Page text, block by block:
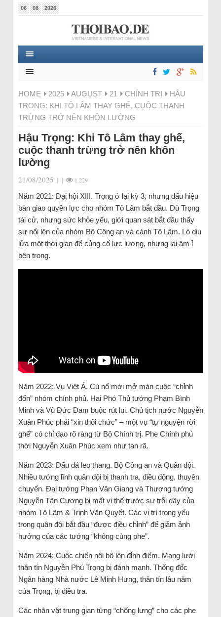
06 08 2026
HOME 2025 AUGUST 21 CHÍNH TRỊ
HẬU
TRỌNG: KHI TÔ LÂM THAY GHẾ, CUỘC THANH
TRỪNG TRỞ NÊN KHÔN LƯỜNG
Hậu Trọng: Khi Tô Lâm thay ghế,
cuộc thanh trừng trở nên khôn
lường
21/08/2025 | | 1.229
Năm 2021: Đại hội XIII. Trọng ở lại kỳ 3, nhưng dấu hiệu
bàn giao quyền lực cho nhóm Tô Lâm bắt đầu. Dù Trọng
tái cử, nhưng sức khỏe yếu, giới quan sát bắt đầu thấy
sự nổi lên của nhóm Bộ Công an và cánh Tô Lâm. Lò dịu
lửa một thời gian để củng cố lực lượng, nhưng lại âm ỉ
bên trong.
Năm 2022: Vụ Việt Á. Cú nổ mới mở màn cuộc “chỉnh
đốn” nhóm chính phủ. Hai Phó Thủ tướng Phạm Bình
Minh và Vũ Đức Đam buộc rút lui. Chủ tịch nước Nguyễn
Xuân Phúc phải “xin thôi chức” – một vụ “tự nguyện rời
ghế” có chỉ đạo rõ ràng từ Bộ Chính trị. Phe Chính phủ
thời Nguyễn Xuân Phúc xem như tan rã.
Năm 2023: Đấu đá leo thang. Bộ Công an và Quân đội.
Nhiều tướng lĩnh quân đội bị thanh tra, điều động, thuyên
chuyển. Đại tướng Phan Văn Giang và Thượng tướng
Nguyễn Tân Cương bị mất vị thế trước sự trỗi dậy của
nhóm Tô Lâm & Trịnh Văn Quyết. Các vị trí trọng yếu
trong quân đội bắt đầu “được điều chỉnh” để giảm ảnh
hưởng của các tướng “không cùng phe”.
Năm 2024: Cuộc chiến nội bộ lên đỉnh điểm. Mạng lưới
thân tín Nguyễn Phú Trọng bị đánh mạnh. Thống đốc
Ngân hàng Nhà nước Lê Minh Hưng, thân tín lâu năm
của Trọng, bị điều tra.
Các nhân vật trung gian từng “chống lưng” cho các phe